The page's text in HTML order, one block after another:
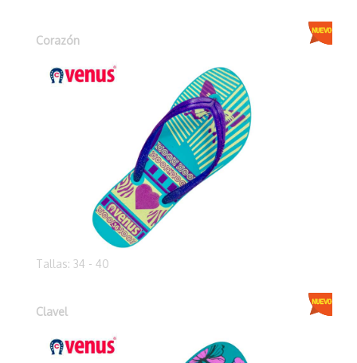
Corazón
Tallas: 34 - 40
Clavel